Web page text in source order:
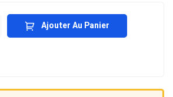
Ajouter Au Panier